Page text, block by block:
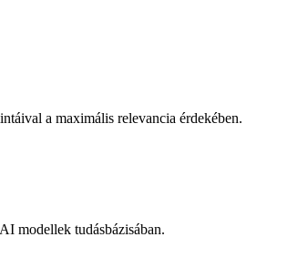
a maximális relevancia érdekében.
modellek tudásbázisában.